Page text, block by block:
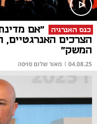
כנס האנרגיה
"אם
הצרכים
המשק"
04.08.25
| מאור שלום סויסה